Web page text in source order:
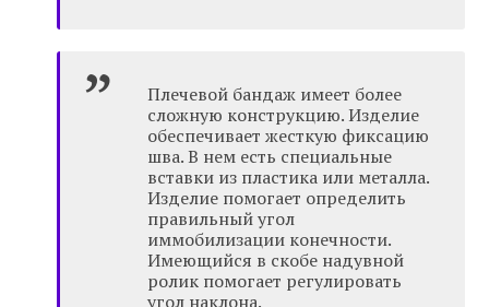
Плечевой бандаж имеет более
сложную конструкцию. Изделие
обеспечивает жесткую фиксацию
шва. В нем есть специальные
вставки из пластика или металла.
Изделие помогает определить
правильный угол
иммобилизации конечности.
Имеющийся в скобе надувной
ролик помогает регулировать
угол наклона.